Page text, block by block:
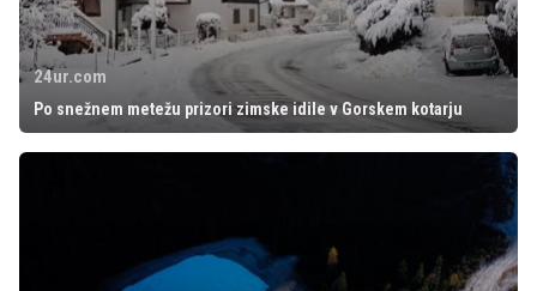
24ur.com
Po snežnem metežu prizori zimske idile v Gorskem kotarju